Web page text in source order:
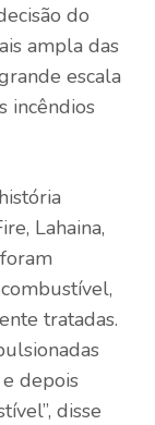
do
ampla das
escala
incêndios
Lahaina,
tratadas.
depois
disse